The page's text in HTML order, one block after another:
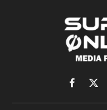
Facebook
X